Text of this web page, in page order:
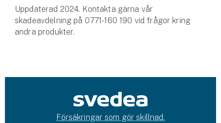
Uppdaterad 2024. Kontakta gärna vår
skadeavdelning på 0771-160 190 vid frågor kring
andra produkter.
Försäkringar som gör skillnad.